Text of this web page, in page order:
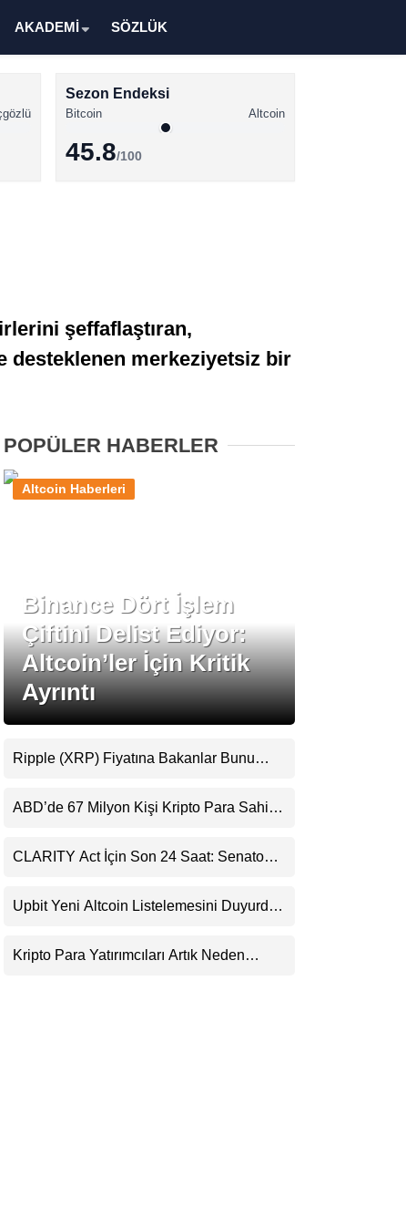
XRP Haberleri
Stablecoin Haberleri
AKADEMİ SÖZLÜK
Sezon Endeksi
Bitcoin Altcoin
45.8/100
şeffaflaştıran,
desteklenen merkeziyetsiz bir
POPÜLER HABERLER
Binance Dört İşlem
Çiftini Delist Ediyor:
Altcoin’ler İçin Kritik
Ayrıntı
Altcoin Haberleri
Ripple (XRP) Fiyatına Bakanlar Bunu
Uyarı
ABD’de 67 Milyon Kişi Kripto Para Sahibi:
CLARITY Act İçin Son 24 Saat: Senato
Beklentisini Bozabilir
Upbit Yeni Altcoin Listelemesini Duyurdu:
Görecek
Kripto Para Yatırımcıları Artık Neden